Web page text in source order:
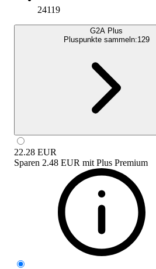
24119
G2A Plus
Pluspunkte sammeln:129
22.28 EUR
Sparen 2.48 EUR mit Plus Premium